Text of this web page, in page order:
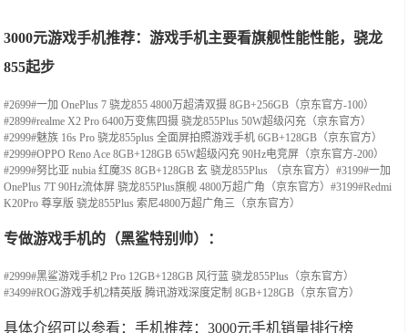
3000元游戏手机推荐：游戏手机主要看旗舰性能性能，骁龙
855起步
#2699#一加 OnePlus 7 骁龙855 4800万超清双摄 8GB+256GB（京东官方-100）
#2899#realme X2 Pro 6400万变焦四摄 骁龙855Plus 50W超级闪充（京东官方）
#2999#魅族 16s Pro 骁龙855plus 全面屏拍照游戏手机 6GB+128GB（京东官方）
#2999#OPPO Reno Ace 8GB+128GB 65W超级闪充 90Hz电竞屏（京东官方-200）
#2999#努比亚 nubia 红魔3S 8GB+128GB 玄 骁龙855Plus （京东官方）#3199#一加
OnePlus 7T 90Hz流体屏 骁龙855Plus旗舰 4800万超广角（京东官方）#3199#Redmi
K20Pro 尊享版 骁龙855Plus 索尼4800万超广角三（京东官方）
专做游戏手机的（黑鲨特别帅）：
#2999#黑鲨游戏手机2 Pro 12GB+128GB 风行蓝 骁龙855Plus（京东官方）
#3499#ROG游戏手机2精英版 腾讯游戏深度定制 8GB+128GB（京东官方）
具体介绍可以参看：手机推荐：3000元手机销量排行榜